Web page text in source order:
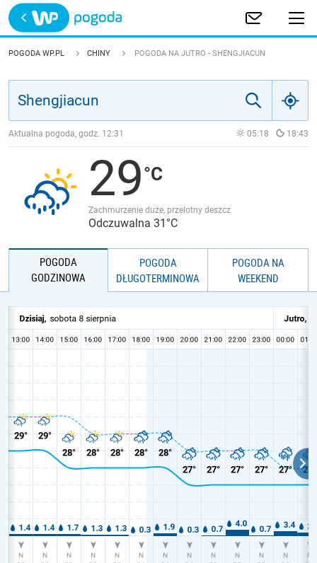
Trwa ładowanie
POLSKA
JAKOŚĆ POWIETRZA
POGODA WP.PL CHINY POGODA NA JUTRO - SHENGJIACUN
Aktualna pogoda, godz. 12:31 05:18 18:43
29
Zachmurzenie duże, przelotny deszcz
Odczuwalna 31°C
POGODA
GODZINOWA
POGODA
DŁUGOTERMINOWA
POGODA NA
WEEKEND